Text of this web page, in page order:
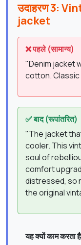
उदाहरण 3:
jacket
❌ पहले (सामान्य)
"Denim jacket
cotton.
✅ बाद (रूपांतरित)
"The jacket
cooler. This
soul of
comfort
distressed, so
the original
यह क्यों काम करता